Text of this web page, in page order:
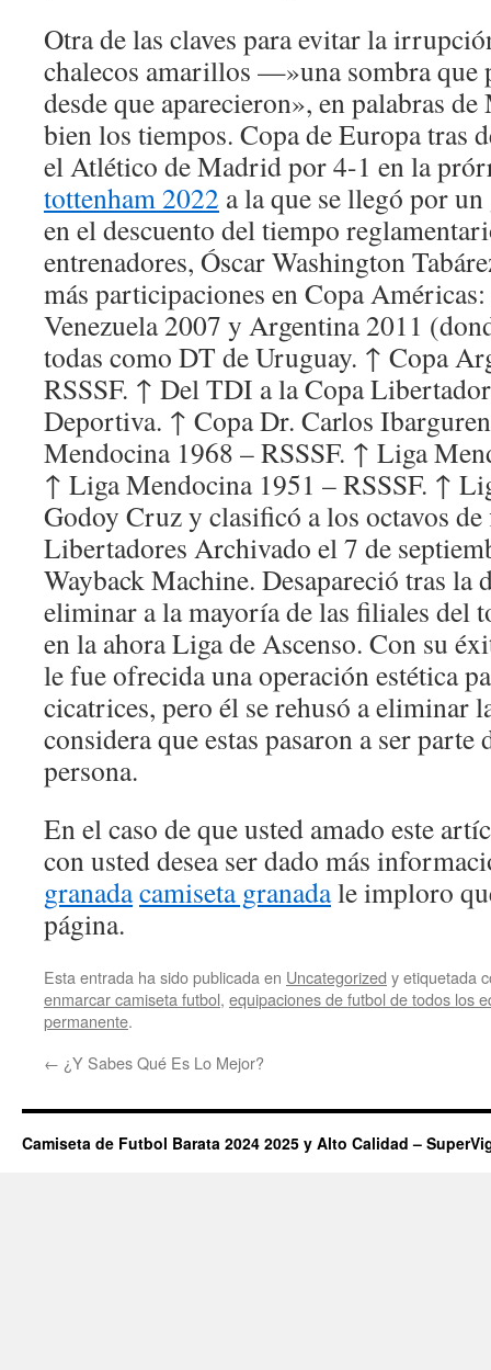
Otra de las claves para evitar la
chalecos amarillos —»una sombra que
desde que aparecieron», en palabras
bien los tiempos. Copa de Europa tras
el Atlético de Madrid por 4-1 en la
tottenham 2022 a la que se llegó por
en el descuento del tiempo
entrenadores, Óscar Washington
más participaciones en Copa
Venezuela 2007 y Argentina 2011
todas como DT de Uruguay. ↑ Copa
RSSSF. ↑ Del TDI a la Copa
Deportiva. ↑ Copa Dr. Carlos
Mendocina 1968 – RSSSF. ↑ Liga
↑ Liga Mendocina 1951 – RSSSF. ↑
Godoy Cruz y clasificó a los octavos
Libertadores Archivado el 7 de
Wayback Machine. Desapareció tras la
eliminar a la mayoría de las filiales del
en la ahora Liga de Ascenso. Con su
le fue ofrecida una operación estética
cicatrices, pero él se rehusó a eliminar
considera que estas pasaron a ser
persona.
En el caso de que usted amado este
con usted desea ser dado más
granadacamiseta granadale imploro
página.
Esta entrada ha sido publicada en Uncategorized y etiquetada
enmarcar camiseta futbol, equipaciones de futbol de todos los
permanente.
← ¿Y Sabes Qué Es Lo Mejor?
Camiseta de Futbol Barata 2024 2025 y Alto Calidad –